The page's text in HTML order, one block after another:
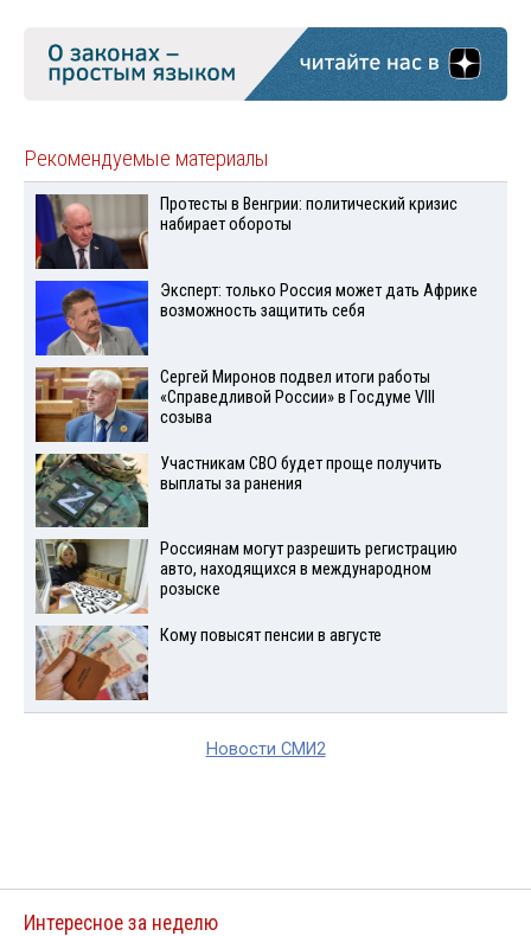
Рекомендуемые материалы
Протесты в Венгрии: политический кризис
набирает обороты
Эксперт: только Россия может дать Африке
возможность защитить себя
Сергей Миронов подвел итоги работы
«Справедливой России» в Госдуме VIII
созыва
Участникам СВО будет проще получить
выплаты за ранения
Россиянам могут разрешить регистрацию
авто, находящихся в международном
розыске
Кому повысят пенсии в августе
Новости СМИ2
Интересное за неделю